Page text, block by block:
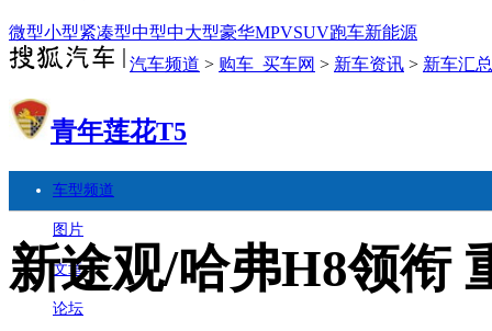
微型小型紧凑型中型中大型豪华MPVSUV跑车新能源
汽车频道 > 购车_买车网 > 新车资讯 > 新车汇总
青年莲花T5
车型频道
图片
文章
论坛
新途观/哈弗H8领衔